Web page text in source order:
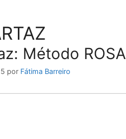
Método ROSA
por Fátima Barreiro